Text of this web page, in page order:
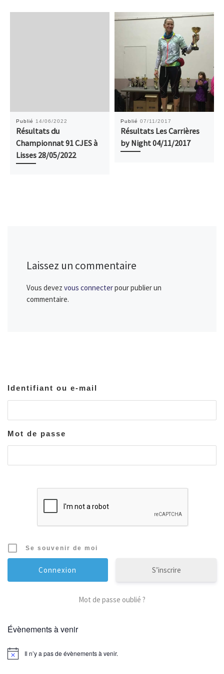
Publié 14/06/2022
Résultats du
Championnat 91 CJES à
Lisses 28/05/2022
Publié 07/11/2017
Résultats Les Carrières
by Night 04/11/2017
Laissez un commentaire
Vous devez vous connecterpour publier un
commentaire.
Identifiant ou e-mail
Mot de passe
Se souvenir de moi
S’inscrire
Mot de passe oublié ?
Évènements à venir
Il n’y a pas de évènements à venir.